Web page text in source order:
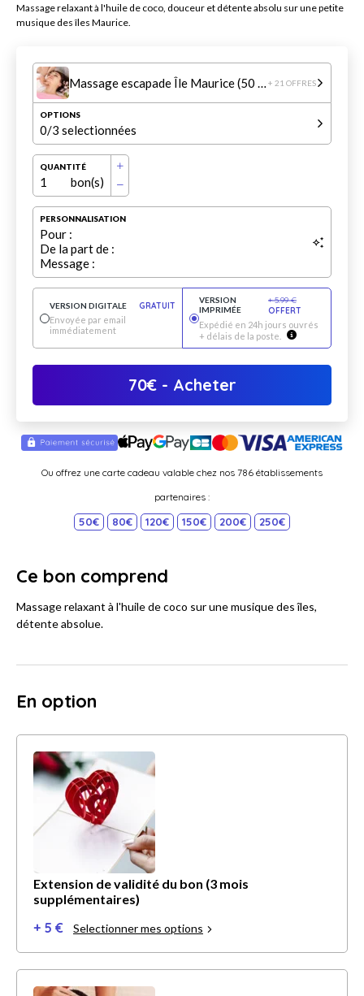
Massage relaxant à l'huile de coco, douceur et détente absolu sur une petite
musique des îles Maurice.
Massage escapade Île Maurice (50 min) + 21 OFFRES
OPTIONS
0/3 selectionnées
QUANTITÉ
1 bon(s)
PERSONNALISATION
Pour :
De la part de :
Message :
VERSION DIGITALE
GRATUIT
Envoyée par email
immédiatement
VERSION
IMPRIMÉE
+5.99 €
OFFERT
Expédié en 24h jours ouvrés
+ délais de la poste.
70€- Acheter
Ou offrez une carte cadeau valable chez nos 786 établissements
partenaires :
50€ 80€ 120€ 150€ 200€ 250€
Ce bon comprend
Massage relaxant à l'huile de coco sur une musique des îles,
détente absolue.
En option
Extension de validité du bon (3 mois
supplémentaires)
+ 5 € Selectionner mes options